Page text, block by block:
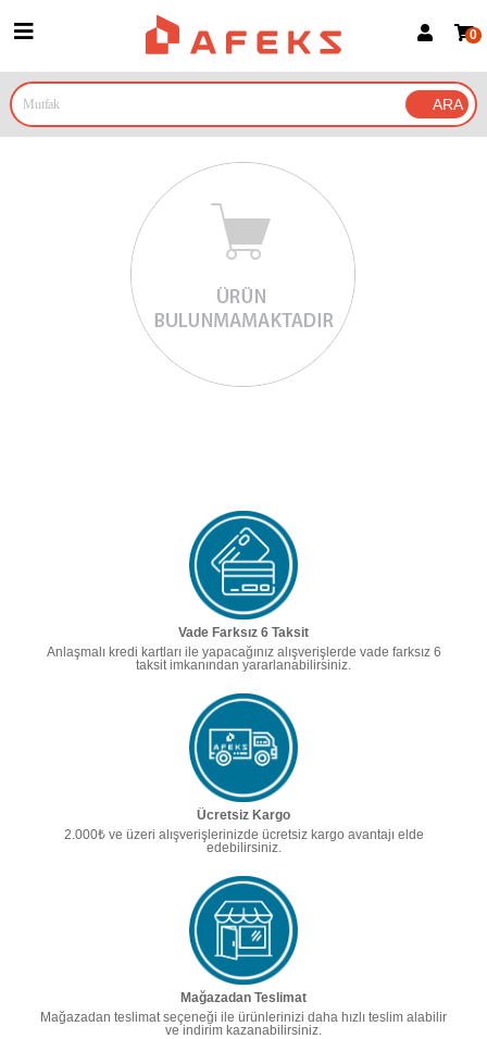
Google İle Bağlan
0
Vade Farksız 6 Taksit
Anlaşmalı kredi kartları ile yapacağınız alışverişlerde vade farksız 6
taksit imkanından yararlanabilirsiniz.
Ücretsiz Kargo
2.000₺ ve üzeri alışverişlerinizde ücretsiz kargo avantajı elde
edebilirsiniz.
Mağazadan Teslimat
Mağazadan teslimat seçeneği ile ürünlerinizi daha hızlı teslim alabilir
ve indirim kazanabilirsiniz.